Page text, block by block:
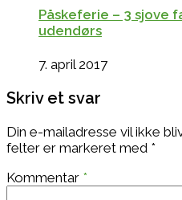
Påskeferie – 3 sjove
udendørs
7. april 2017
Skriv et svar
Din e-mailadresse vil ikke
felter er markeret med *
Kommentar *